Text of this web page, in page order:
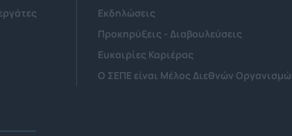
Εκδηλώσεις
Προκηρύξεις - Διαβουλεύσεις
Ευκαιρίες Καριέρας
Ο ΣΕΠΕ είναι Μέλος Διεθνών